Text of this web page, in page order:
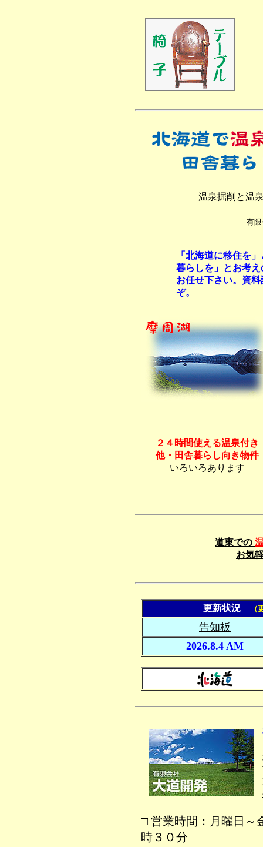
温泉掘削と温
有
「北海道に移住を
暮らしを」とお考
お任せ下さい。資
ぞ。
２４時間使える温泉付き
他・田舎暮らし向き物件
いろいろあります
道東での
お気
更新状況
告知板
2026.8.4 AM
□ 営業時間：月曜日～
時３０分